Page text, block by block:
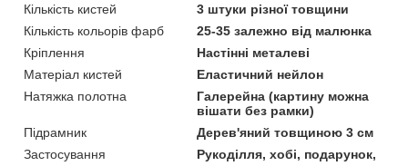
Кількість кистей
3 штуки різної товщини
Кількість кольорів фарб
25-35 залежно від малюнка
Кріплення
Настінні металеві
Матеріал кистей
Еластичний нейлон
Натяжка полотна
Галерейна (картину можна
вішати без рамки)
Підрамник
Дерев'яний товщиною 3 см
Застосування
Рукоділля, хобі, подарунок,